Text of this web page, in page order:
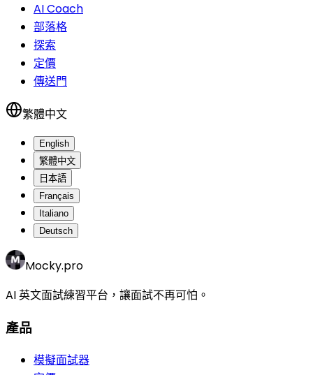
AI Coach
部落格
探索
定價
傳送門
繁體中文
English
繁體中文
日本語
Français
Italiano
Deutsch
Mocky.pro
AI 英文面試練習平台，讓面試不再可怕。
產品
模擬面試器